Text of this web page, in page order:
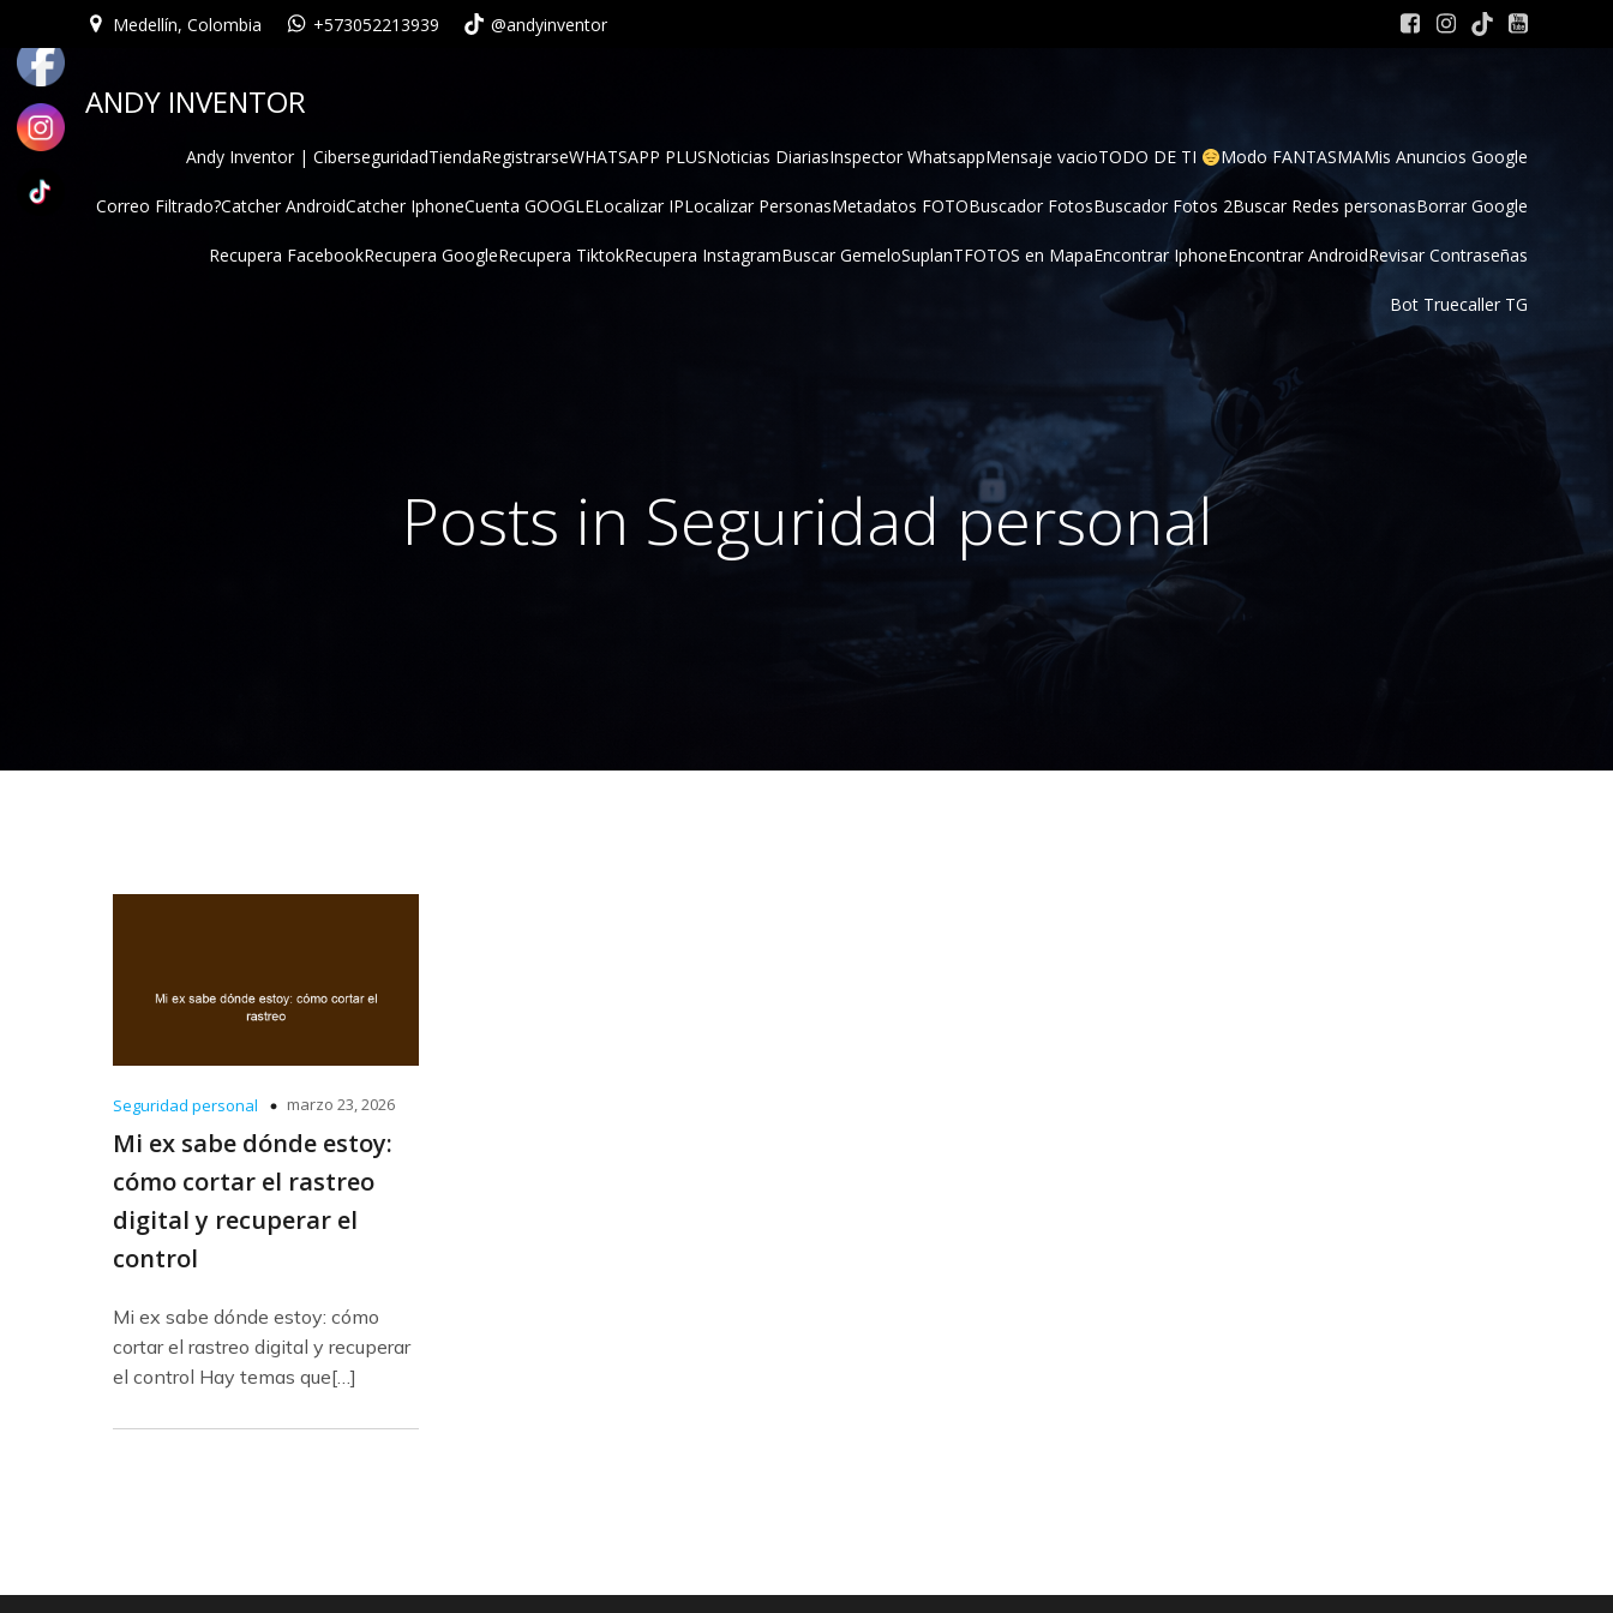
Medellín, Colombia +573052213939 @andyinventor
ANDY INVENTOR
Andy Inventor | CiberseguridadTiendaRegistrarseWHATSAPP PLUSNoticias DiariasInspector WhatsappMensaje vacioTODO DE TI Modo FANTASMAMis Anuncios Google
Correo Filtrado?Catcher AndroidCatcher IphoneCuenta GOOGLELocalizar IPLocalizar PersonasMetadatos FOTOBuscador FotosBuscador Fotos 2Buscar Redes personasBorrar Google
Recupera FacebookRecupera GoogleRecupera TiktokRecupera InstagramBuscar GemeloSuplanTFOTOS en MapaEncontrar IphoneEncontrar AndroidRevisar Contraseñas
Bot Truecaller TG
Posts in Seguridad personal
Seguridad personal marzo 23, 2026
Mi ex sabe dónde estoy:
cómo cortar el rastreo
digital y recuperar el
control
Mi ex sabe dónde estoy: cómo
cortar el rastreo digital y recuperar
el control Hay temas que[…]